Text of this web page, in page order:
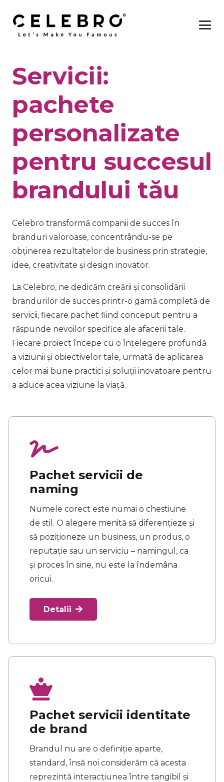
Servicii:
pachete
personalizate
pentru succesul
brandului tău
Celebro transformă companii de succes în
branduri valoroase, concentrându-se pe
obținerea rezultatelor de business prin strategie,
idee, creativitate și design inovator.
La Celebro, ne dedicăm creării și consolidării
brandurilor de succes printr-o gamă completă de
servicii, fiecare pachet fiind conceput pentru a
răspunde nevoilor specifice ale afacerii tale.
Fiecare proiect începe cu o înțelegere profundă
a viziunii și obiectivelor tale, urmată de aplicarea
celor mai bune practici și soluții inovatoare pentru
a aduce acea viziune la viață.
Pachet servicii de
naming
Numele corect este numai o chestiune
de stil. O alegere menită să diferențieze și
să poziționeze un business, un produs, o
reputație sau un serviciu – namingul, ca
și proces în sine, nu este la îndemâna
oricui.
Detalii
Pachet servicii identitate
de brand
Brandul nu are o definiție aparte,
standard, însă noi considerăm că acesta
reprezintă interacțiunea între tangibil și